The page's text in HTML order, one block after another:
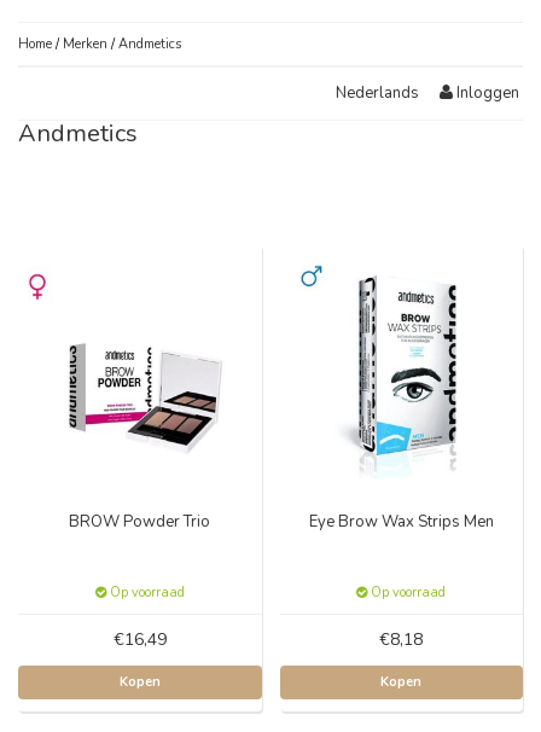
Home / Merken /Andmetics
Nederlands Inloggen
Andmetics
BROW Powder Trio
Op voorraad
€16,49
Kopen
Eye Brow Wax Strips Men
Op voorraad
€8,18
Kopen